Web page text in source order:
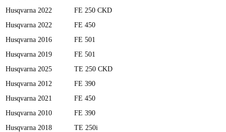
Husqvarna 2022
FE 250 CKD
Husqvarna 2022
FE 450
Husqvarna 2016
FE 501
Husqvarna 2019
FE 501
Husqvarna 2025
TE 250 CKD
Husqvarna 2012
FE 390
Husqvarna 2021
FE 450
Husqvarna 2010
FE 390
Husqvarna 2018
TE 250i